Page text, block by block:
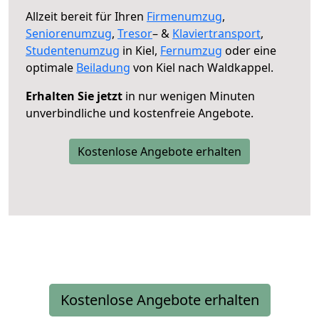
Allzeit bereit für Ihren Firmenumzug,
Seniorenumzug, Tresor– & Klaviertransport,
Studentenumzug in Kiel, Fernumzug oder eine
optimale Beiladung von Kiel nach Waldkappel.
Erhalten Sie jetzt in nur wenigen Minuten
unverbindliche und kostenfreie Angebote.
Kostenlose Angebote erhalten
Kostenlose Angebote erhalten